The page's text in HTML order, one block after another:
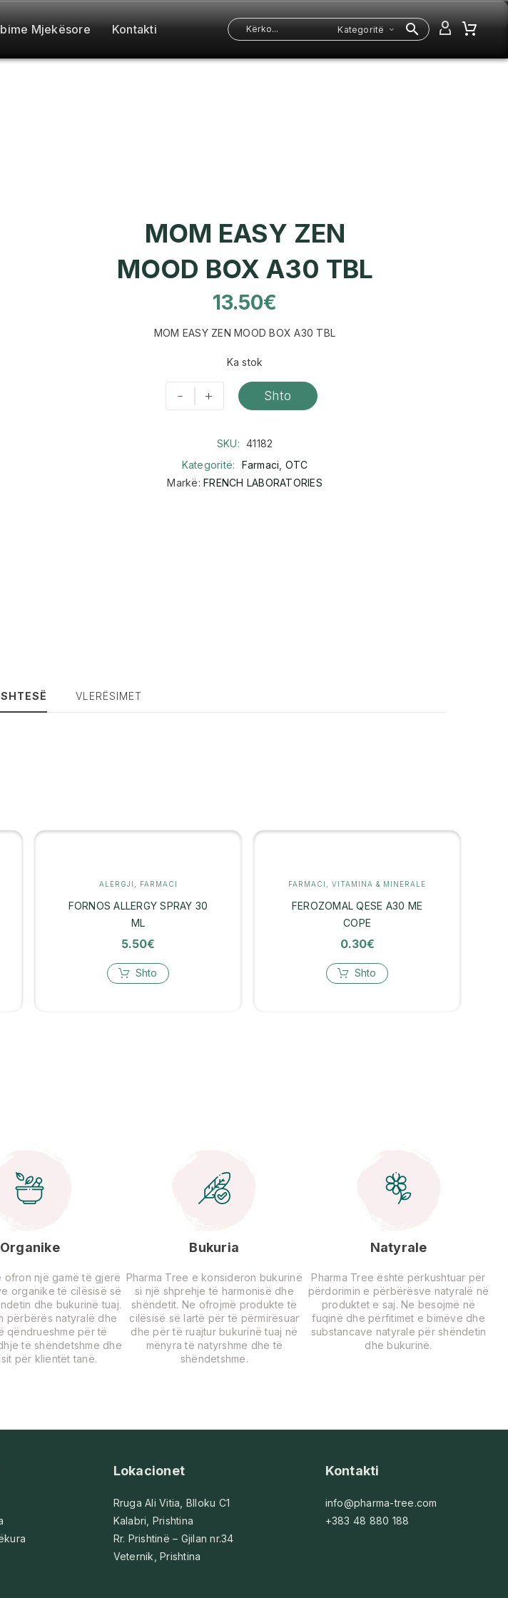
Mjekësore Kontakti Kategoritë
MOM EASY ZEN
MOOD BOX A30 TBL
13.50€
MOM EASY ZEN MOOD BOX A30 TBL
Ka stok
- + Shto
SKU: 41182
Kategoritë:
Farmaci OTC
Markë: FRENCH LABORATORIES
VLERËSIMET
ALERGJI FARMACI
FORNOS ALLERGY SPRAY 30
ML
5.50€
Shto
FARMACI ,VITAMINA & MINERALE
FEROZOMAL QESE A30 ME
COPE
0.30€
Shto
Organike
ofron një gamë të gjerë
organike të cilësisë së
dhe bukurinë tuaj.
përbërës natyralë dhe
qëndrueshme për të
të shëndetshme dhe
për klientët tanë.
Bukuria
Pharma Tree e konsideron bukurinë
si një shprehje të harmonisë dhe
shëndetit. Ne ofrojmë produkte të
cilësisë së lartë për të përmirësuar
dhe për të ruajtur bukurinë tuaj në
mënyra të natyrshme dhe të
shëndetshme.
Natyrale
Pharma Tree është përkushtuar për
përdorimin e përbërësve natyralë në
produktet e saj. Ne besojmë në
fuqinë dhe përfitimet e bimëve dhe
substancave natyrale për shëndetin
dhe bukurinë.
Lokacionet
Rruga Ali Vitia, Blloku C1
Kalabri, Prishtina
Rr. Prishtinë – Gjilan nr.34
Veternik, Prishtina
Kontakti
info@pharma-tree.com
+383 48 880 188